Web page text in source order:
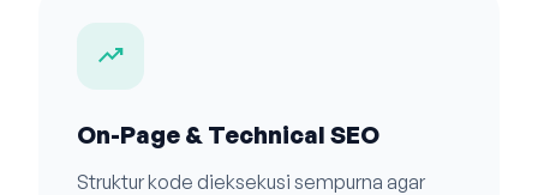
trending_up
On-Page & Technical SEO
Struktur kode dieksekusi sempurna agar